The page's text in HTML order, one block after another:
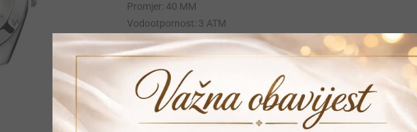
Promjer: 40 MM
Vodootpornost: 3 ATM
Krunica: Obicna
Materija narukvice: Stainless-steel
Materijal kucista: Stainless-steel
Mehanizam: Quartz
Garancija: 24 mjeseca
Vrijeme dostave: 1-2 dana